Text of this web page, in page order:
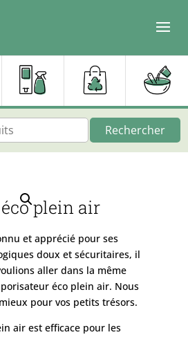
Rechercher
plein air
et apprécié pour ses
doux et sécuritaires, il
aller dans la même
éco plein air. Nous
pour vos petits trésors.
air est efficace pour les